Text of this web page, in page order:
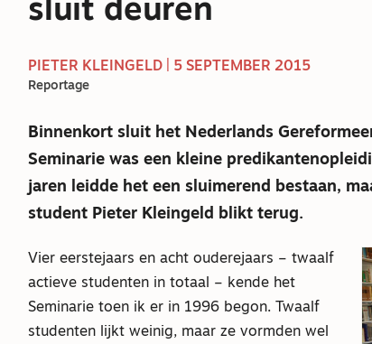
sluit deuren
PIETER KLEINGELD | 5 SEPTEMBER 2015
Reportage
Binnenkort sluit het Nederlands
Seminarie was een kleine
jaren leidde het een sluimerend bestaan,
student Pieter Kleingeld blikt terug.
Vier eerstejaars en acht ouderejaars – twaalf
actieve studenten in totaal – kende het
Seminarie toen ik er in 1996 begon. Twaalf
studenten lijkt weinig, maar ze vormden wel